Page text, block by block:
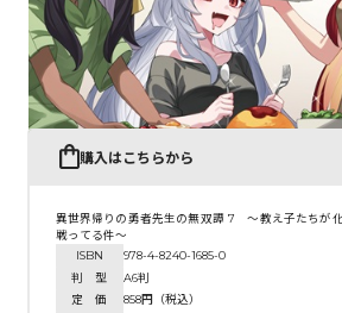
購入はこちらから
異世界帰りの勇者先生の無双譚 7 ～教え子たちが
戦ってる件～
ISBN
978-4-8240-1685-0
判 型
A6判
定 価
858円（税込）